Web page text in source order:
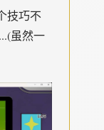
技巧不
虽然一